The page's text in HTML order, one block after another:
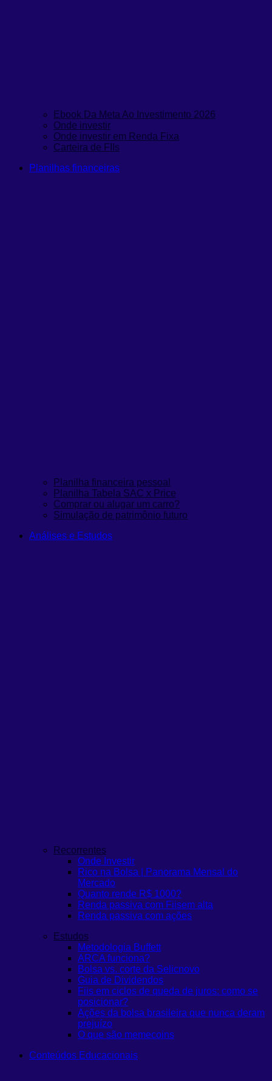
Ebook Da Meta Ao Investimento 2026
Onde investir
Onde investir em Renda Fixa
Carteira de FIIs
Planilhas financeiras
Planilha financeira pessoal
Planilha Tabela SAC x Price
Comprar ou alugar um carro?
Simulação de patrimônio futuro
Análises e Estudos
Recorrentes
Onde Investir
Rico na Bolsa | Panorama Mensal do
Mercado
Quanto rende R$ 1000?
Renda passiva com Fiisem alta
Renda passiva com ações
Estudos
Metodologia Buffett
ARCA funciona?
Bolsa vs. corte da Selicnovo
Guia de Dividendos
Fiis em ciclos de queda de juros: como se
posicionar?
Ações da bolsa brasileira que nunca deram
prejuízo
O que são memecoins
Conteúdos Educacionais